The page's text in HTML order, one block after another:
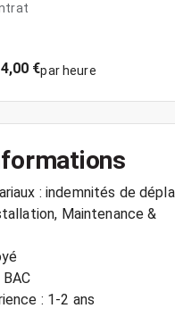
€par heure
: indemnités de
Maintenance &
: 1-2 ans